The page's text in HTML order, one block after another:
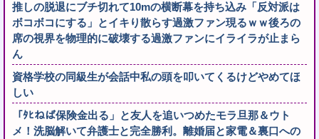
推しの脱退にブチ切れて10mの横断幕を持ち込み「反対派は
ボコボコにする」とイキり散らす過激ファン現るｗｗ後ろの
席の視界を物理的に破壊する過激ファンにイライラが止まら
ん
資格学校の同級生が会話中私の頭を叩いてくるけどやめてほ
しい
「ﾀﾋねば保険金出る」と友人を追いつめたモラ旦那＆ウト
メ！洗脳解いて弁護士と完全勝利。離婚届と家電＆裏口への